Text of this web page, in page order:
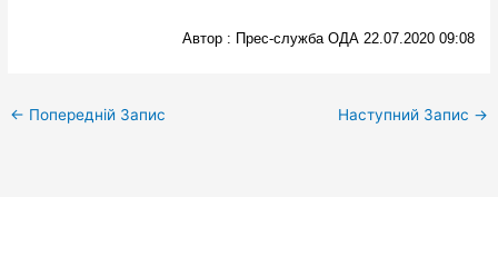
Автор : Прес-служба ОДА 22.07.2020 09:08
← Попередній Запис Наступний Запис →